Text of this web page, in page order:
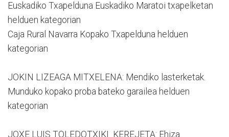
Euskadiko Txapelduna Euskadiko Maratoi txapelketan
helduen kategorian
Caja Rural Navarra Kopako Txapelduna helduen
kategorian
JOKIN LIZEAGA MITXELENA: Mendiko lasterketak.
Munduko kopako proba bateko garailea helduen
kategorian
JOXE LUIS TOLEDOTXIKI KEREJETA: Ehiza.